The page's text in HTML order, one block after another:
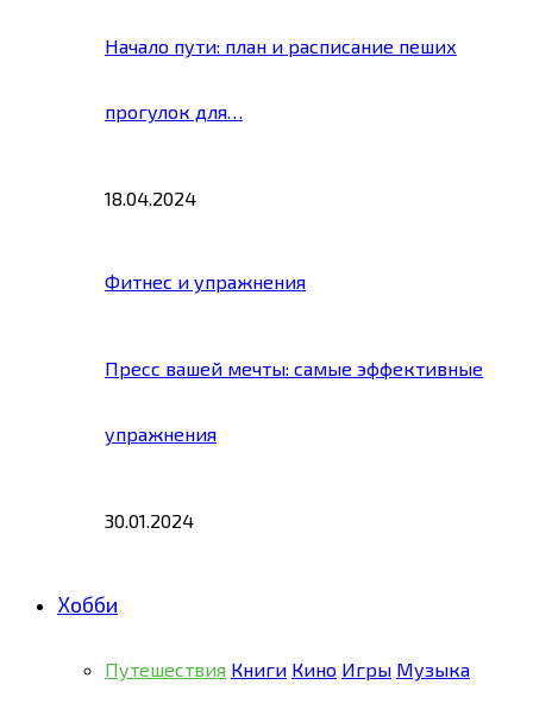
Начало пути: план и расписание пеших
прогулок для…
18.04.2024
Фитнес и упражнения
Пресс вашей мечты: самые эффективные
упражнения
30.01.2024
Хобби
Путешествия Книги Кино Игры Музыка